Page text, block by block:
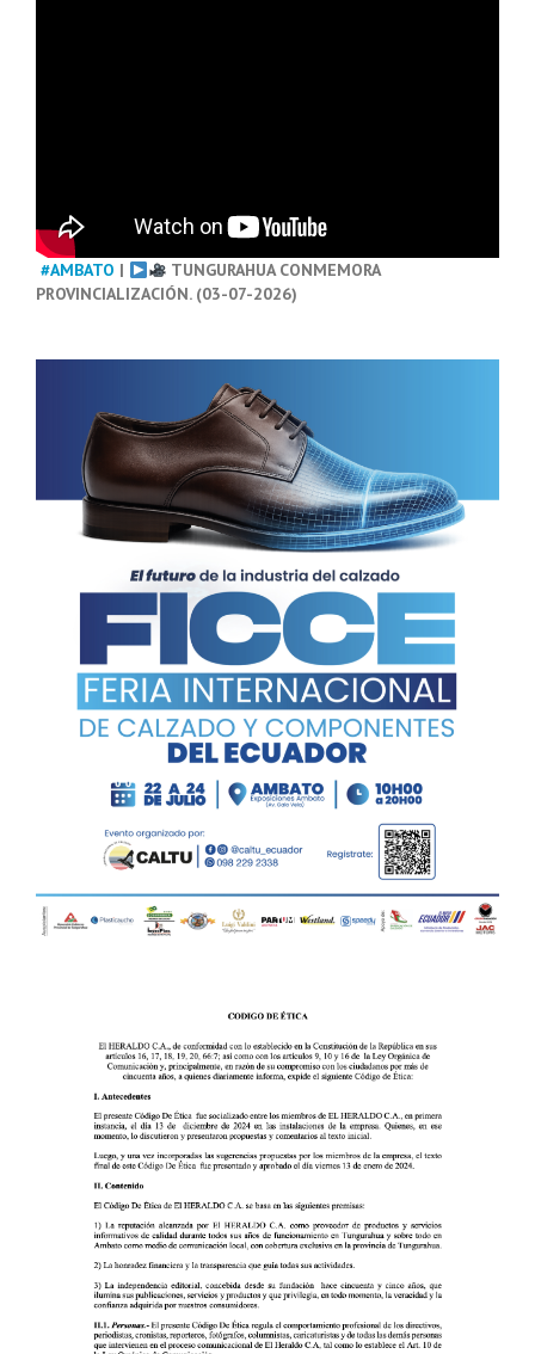
#AMBATO |
TUNGURAHUA CONMEMORA
PROVINCIALIZACIÓN. (03-07-2026)